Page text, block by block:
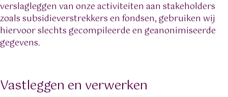
verslagleggen van onze activiteiten aan stakeholders
zoals subsidieverstrekkers en fondsen, gebruiken wij
hiervoor slechts gecompileerde en geanonimiseerde
gegevens.
Vastleggen en verwerken